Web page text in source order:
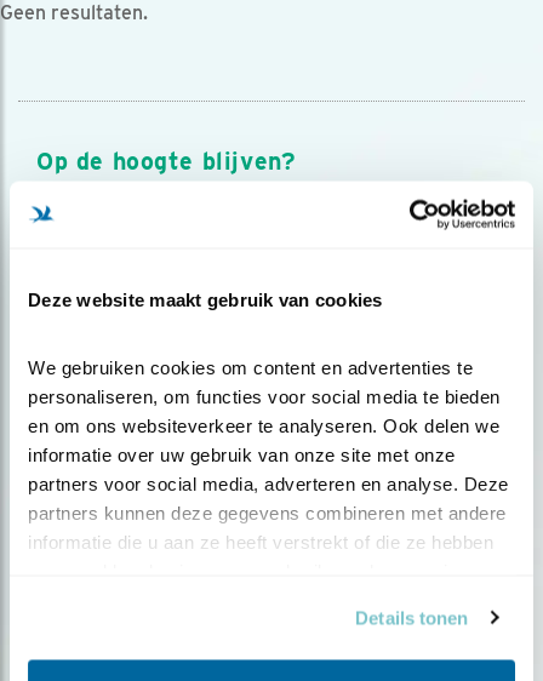
Deze website maakt gebruik van cookies
We gebruiken cookies om content en advertenties te
personaliseren, om functies voor social media te bieden
en om ons websiteverkeer te analyseren. Ook delen we
informatie over uw gebruik van onze site met onze
partners voor social media, adverteren en analyse. Deze
partners kunnen deze gegevens combineren met andere
informatie die u aan ze heeft verstrekt of die ze hebben
Details tonen
Geen resultaten.
Op de hoogte blijven?
Meld je aan en ontvang nieuws, inspiratie, acties en tips
over vogels en activiteiten van Vogelbescherming.